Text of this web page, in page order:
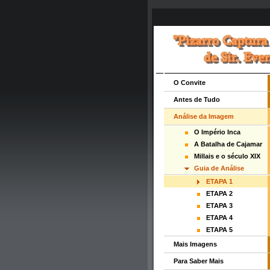
O Convite
Antes de Tudo
Análise da Imagem
O Império Inca
A Batalha de Cajamar
Millais e o século XIX
Guia de Análise
ETAPA 1
ETAPA 2
ETAPA 3
ETAPA 4
ETAPA 5
Mais Imagens
Para Saber Mais